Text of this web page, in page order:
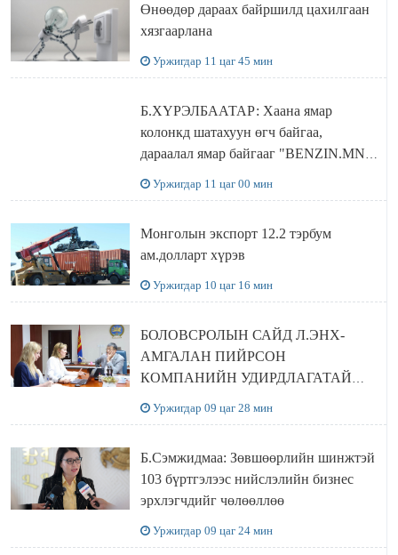
Өнөөдөр дараах байршилд цахилгаан
хязгаарлана
Уржигдар 11 цаг 45 мин
Б.ХҮРЭЛБААТАР: Хаана ямар
колонкд шатахуун өгч байгаа,
дараалал ямар байгааг "BENZIN.MN”
Уржигдар 11 цаг 00 мин
Монголын экспорт 12.2 тэрбум
ам.долларт хүрэв
Уржигдар 10 цаг 16 мин
БОЛОВСРОЛЫН САЙД Л.ЭНХ-
АМГАЛАН ПИЙРСОН
КОМПАНИЙН УДИРДЛАГАТАЙ
Уржигдар 09 цаг 28 мин
Б.Сэмжидмаа: Зөвшөөрлийн шинжтэй
103 бүртгэлээс нийслэлийн бизнес
эрхлэгчдийг чөлөөллөө
Уржигдар 09 цаг 24 мин